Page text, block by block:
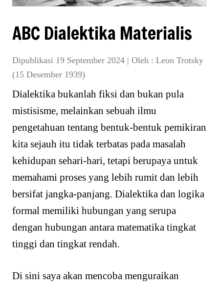
ABC Dialektika Materialis
Dipublikasi 19 September 2024 | Oleh : Leon Trotsky
(15 Desember 1939)
Dialektika bukanlah fiksi dan bukan pula
mistisisme, melainkan sebuah ilmu
pengetahuan tentang bentuk-bentuk pemikiran
kita sejauh itu tidak terbatas pada masalah
kehidupan sehari-hari, tetapi berupaya untuk
memahami proses yang lebih rumit dan lebih
bersifat jangka-panjang. Dialektika dan logika
formal memiliki hubungan yang serupa
dengan hubungan antara matematika tingkat
tinggi dan tingkat rendah.
Di sini saya akan mencoba menguraikan